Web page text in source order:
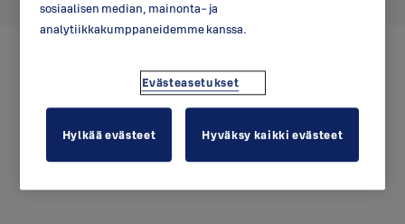
sosiaalisen median, mainonta- ja
analytiikkakumppaneidemme kanssa.
Evästeasetukset
Hylkää evästeet Hyväksy kaikki evästeet